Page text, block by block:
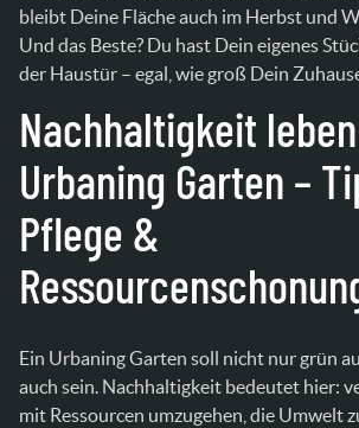
bleibt Deine Fläche auch im Herbst und
Und das Beste? Du hast Dein eigenes
der Haustür – egal, wie groß Dein
Nachhaltigkeit
Urbaning Garten –
Pflege &
Ein Urbaning Garten soll nicht nur grün
auch sein. Nachhaltigkeit bedeutet hier:
mit Ressourcen umzugehen, die Umwelt